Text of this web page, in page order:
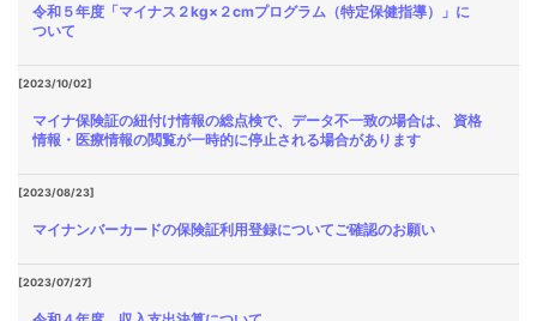
令和５年度「マイナス２kg×２cmプログラム（特定保健指導）」に
ついて
[2023/10/02]
マイナ保険証の紐付け情報の総点検で、データ不一致の場合は、 資格
情報・医療情報の閲覧が一時的に停止される場合があります
[2023/08/23]
マイナンバーカードの保険証利用登録についてご確認のお願い
[2023/07/27]